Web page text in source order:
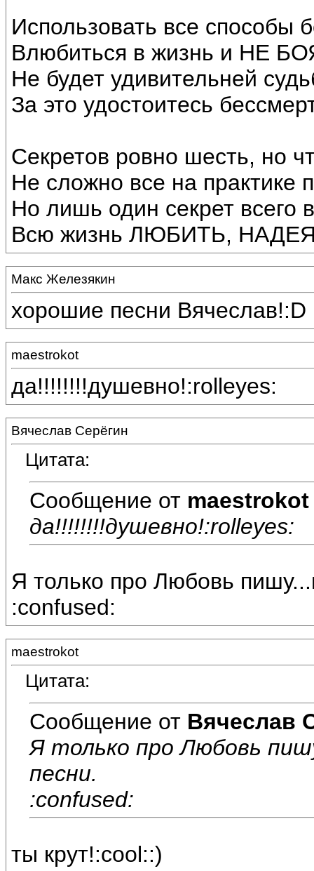
Использовать все способы
Влюбиться в жизнь и НЕ
Не будет удивительней
За это удостоитесь
Секретов ровно шесть, но
Не сложно все на практике
Но лишь один секрет всего
Всю жизнь ЛЮБИТЬ,
Макс Железякин
хорошие песни Вячеслав!:D
maestrokot
да!!!!!!!!душевно!:rolleyes:
Вячеслав Серёгин
Цитата:
Сообщение от maestrokot
да!!!!!!!!душевно!:rolleyes:
Я только про Любовь
:confused:
maestrokot
Цитата:
Сообщение от Вячеслав
Я только про Любовь
песни.
:confused:
ты крут!:cool::)